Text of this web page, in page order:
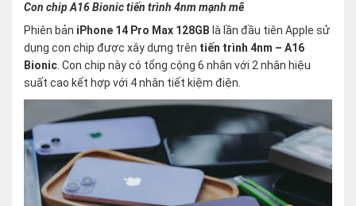
Con chip A16 Bionic tiến trình 4nm mạnh mẽ
Phiên bản iPhone 14 Pro Max 128GB là lần đầu tiên Apple sử
dụng con chip được xây dựng trên tiến trình 4nm – A16
Bionic . Con chip này có tổng cộng 6 nhân với 2 nhân hiệu
suất cao kết hợp với 4 nhân tiết kiệm điện.